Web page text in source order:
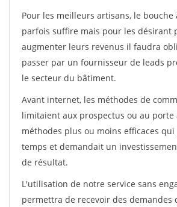
Pour les meilleurs artisans, le
parfois suffire mais pour les désirant
augmenter leurs revenus il faudra
passer par un fournisseur de leads
le secteur du bâtiment.
Avant internet, les méthodes de
limitaient aux prospectus ou au porte
méthodes plus ou moins efficaces
temps et demandait un
de résultat.
L'utilisation de notre service sans
permettra de recevoir des demandes